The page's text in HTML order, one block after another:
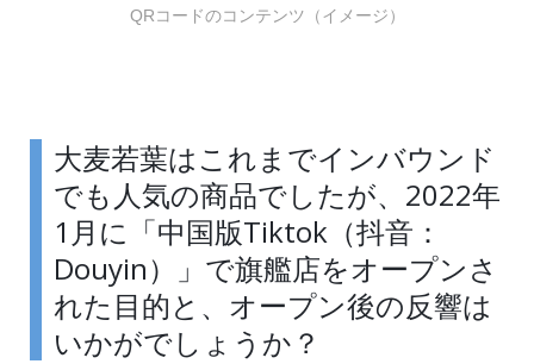
QRコードのコンテンツ（イメージ）
大麦若葉はこれまでインバウンド
でも人気の商品でしたが、2022年
1月に「中国版Tiktok（抖音：
Douyin）」で旗艦店をオープンさ
れた目的と、オープン後の反響は
いかがでしょうか？